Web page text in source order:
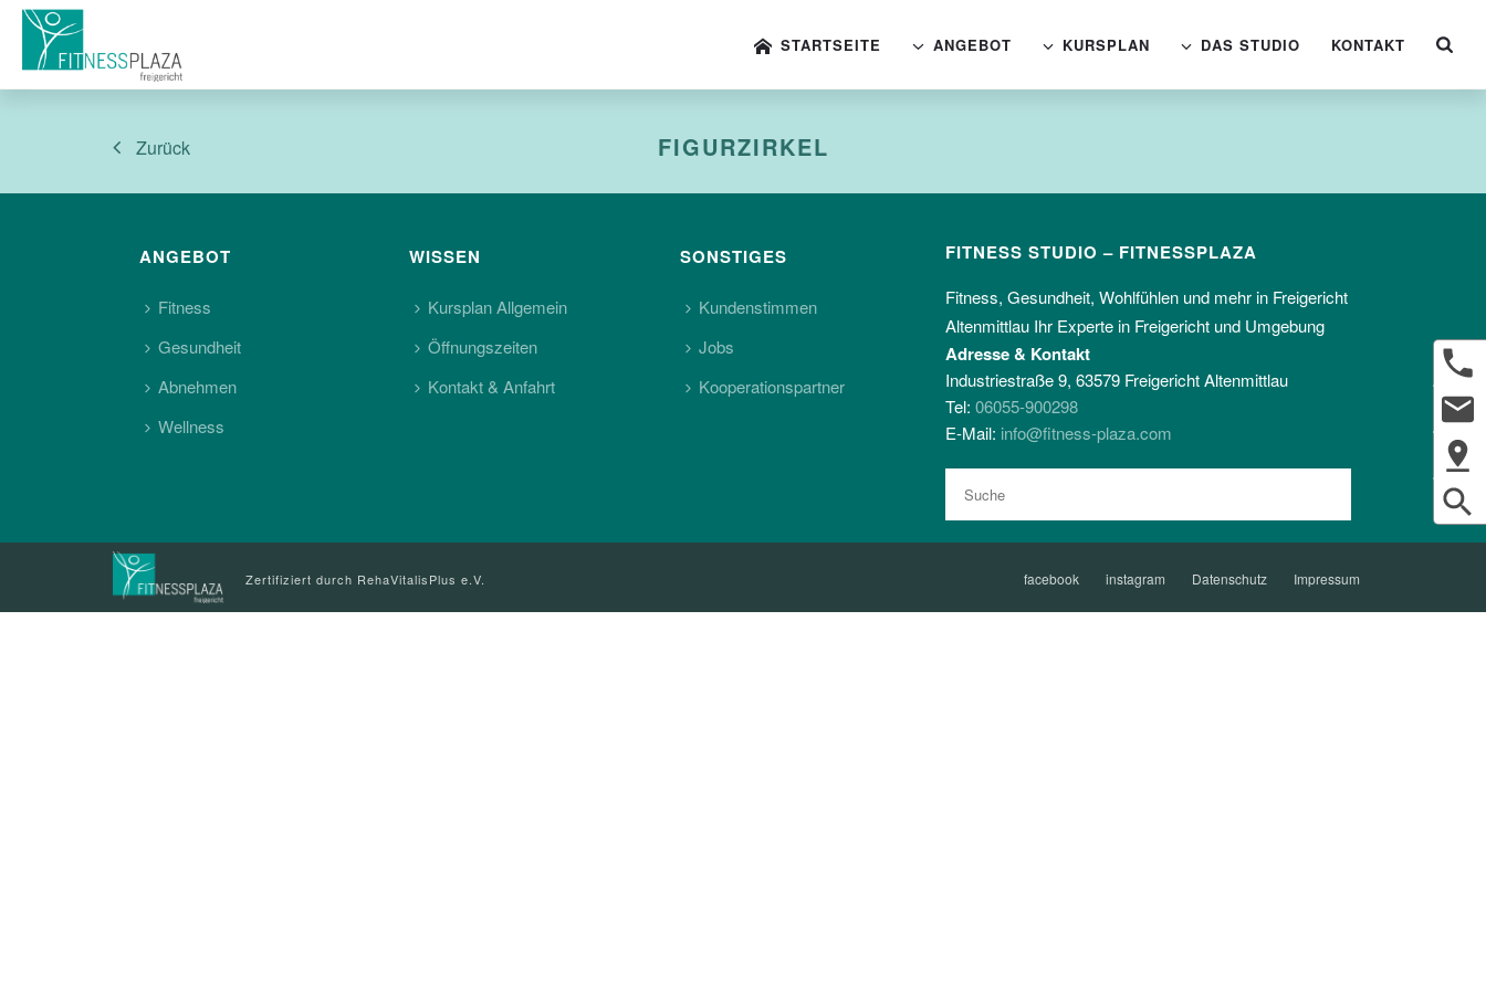
STARTSEITE ANGEBOT KURSPLAN DAS STUDIO KONTAKT
Zurück FIGURZIRKEL
ANGEBOT
Fitness
Gesundheit
Abnehmen
Wellness
WISSEN
Kursplan Allgemein
Öffnungszeiten
Kontakt & Anfahrt
SONSTIGES
Kundenstimmen
Jobs
Kooperationspartner
FITNESS STUDIO – FITNESSPLAZA
Fitness, Gesundheit, Wohlfühlen und mehr in Freigericht
Altenmittlau Ihr Experte in Freigericht und Umgebung
Adresse & Kontakt
Industriestraße 9, 63579 Freigericht Altenmittlau
Tel:06055-900298
E-Mail: info@fitness-plaza.com
Zertifiziert durch RehaVitalisPlus e.V. facebook instagram Datenschutz Impressum